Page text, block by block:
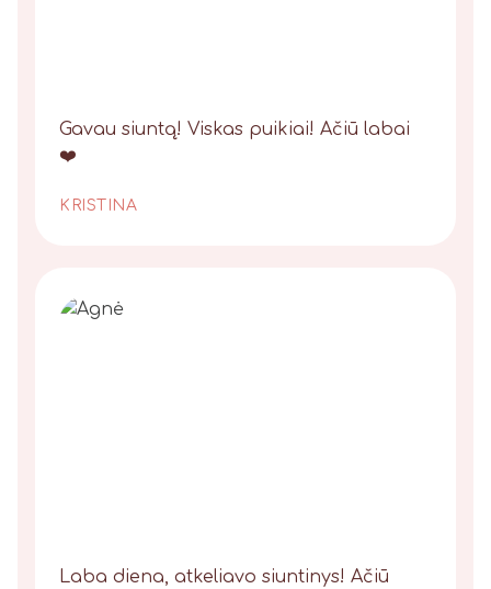
Gavau siuntą! Viskas puikiai! Ačiū labai
❤️
KRISTINA
Laba diena, atkeliavo siuntinys! Ačiū